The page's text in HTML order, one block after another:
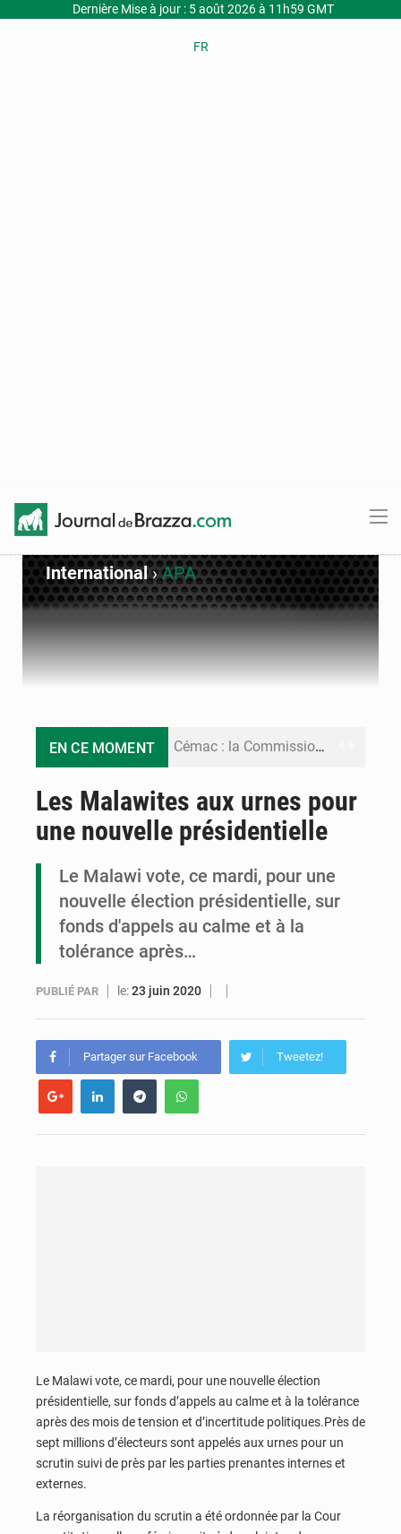
Dernière Mise à jour : 5 août 2026 à 11h59 GMT
FR
International›APA
EN CE MOMENT Cémac : la Commission présente à Denis Sassou N’Guesso sa feuille de route
Compétitions africaines : la CAF ferme la porte à l’AC Léopards et à l’AS Otohô
Congo : deux nouveaux ambassadeurs présentent leurs lettres de créance
Les Malawites aux urnes pour
une nouvelle présidentielle
Le Malawi vote, ce mardi, pour une
nouvelle élection présidentielle, sur
fonds d'appels au calme et à la
tolérance après…
PUBLIÉ PAR le:23 juin 2020
Partager sur Facebook Tweetez!
Le Malawi vote, ce mardi, pour une nouvelle élection
présidentielle, sur fonds d’appels au calme et à la tolérance
après des mois de tension et d’incertitude politiques.Près de
sept millions d’électeurs sont appelés aux urnes pour un
scrutin suivi de près par les parties prenantes internes et
externes.
La réorganisation du scrutin a été ordonnée par la Cour